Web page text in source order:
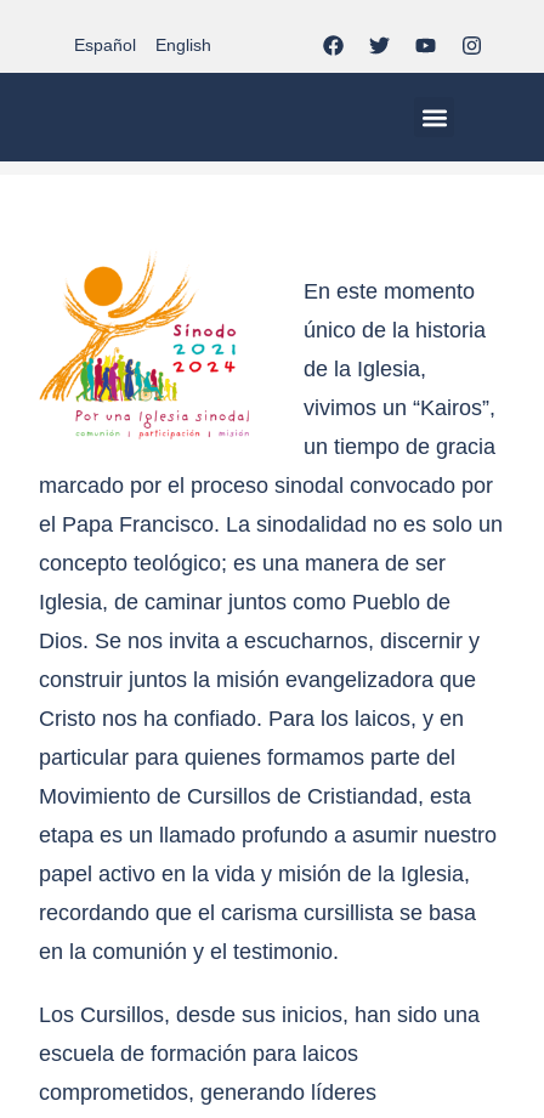
Español English
Sinodalidad. (es)
En este momento
único de la historia
de la Iglesia,
vivimos un “Kairos”,
un tiempo de gracia
marcado por el proceso sinodal convocado por
el Papa Francisco. La sinodalidad no es solo un
concepto teológico; es una manera de ser
Iglesia, de caminar juntos como Pueblo de
Dios. Se nos invita a escucharnos, discernir y
construir juntos la misión evangelizadora que
Cristo nos ha confiado. Para los laicos, y en
particular para quienes formamos parte del
Movimiento de Cursillos de Cristiandad, esta
etapa es un llamado profundo a asumir nuestro
papel activo en la vida y misión de la Iglesia,
recordando que el carisma cursillista se basa
en la comunión y el testimonio.
Los Cursillos, desde sus inicios, han sido una
escuela de formación para laicos
comprometidos, generando líderes